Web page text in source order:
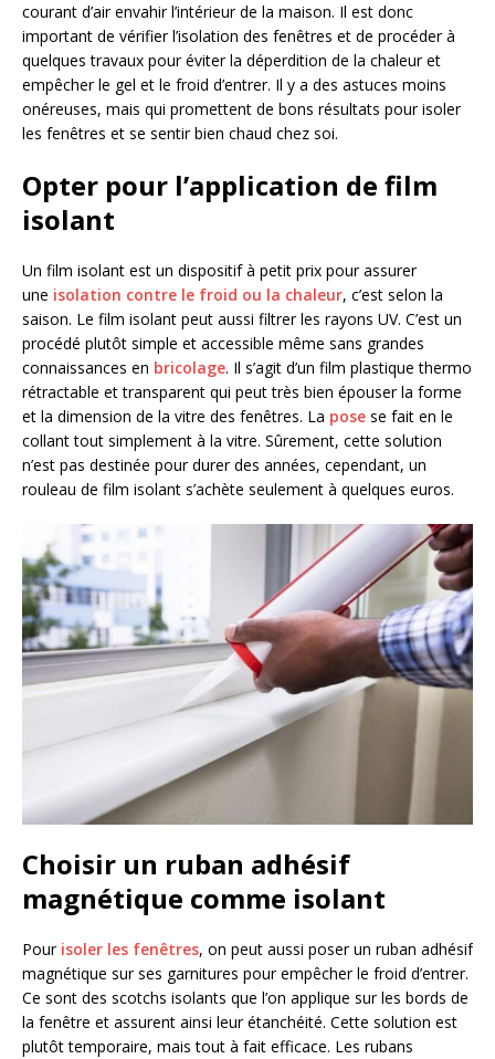
courant d’air envahir l’intérieur de la maison. Il est donc
important de vérifier l’isolation des fenêtres et de procéder à
quelques travaux pour éviter la déperdition de la chaleur et
empêcher le gel et le froid d’entrer. Il y a des astuces moins
onéreuses, mais qui promettent de bons résultats pour isoler
les fenêtres et se sentir bien chaud chez soi.
Opter pour l’application de film
isolant
Un film isolant est un dispositif à petit prix pour assurer
une isolation contre le froid ou la chaleur, c’est selon la
saison. Le film isolant peut aussi filtrer les rayons UV. C’est un
procédé plutôt simple et accessible même sans grandes
connaissances en bricolage. Il s’agit d’un film plastique thermo
rétractable et transparent qui peut très bien épouser la forme
et la dimension de la vitre des fenêtres. La pose se fait en le
collant tout simplement à la vitre. Sûrement, cette solution
n’est pas destinée pour durer des années, cependant, un
rouleau de film isolant s’achète seulement à quelques euros.
Choisir un ruban adhésif
magnétique comme isolant
Pour isoler les fenêtres, on peut aussi poser un ruban adhésif
magnétique sur ses garnitures pour empêcher le froid d’entrer.
Ce sont des scotchs isolants que l’on applique sur les bords de
la fenêtre et assurent ainsi leur étanchéité. Cette solution est
plutôt temporaire, mais tout à fait efficace. Les rubans